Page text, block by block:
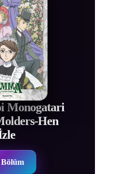
Monogatari
Hen